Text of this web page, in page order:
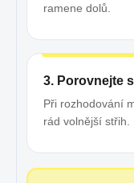
ramene dolů.
3. Porovnejte
Při rozhodování
rád volnější střih.